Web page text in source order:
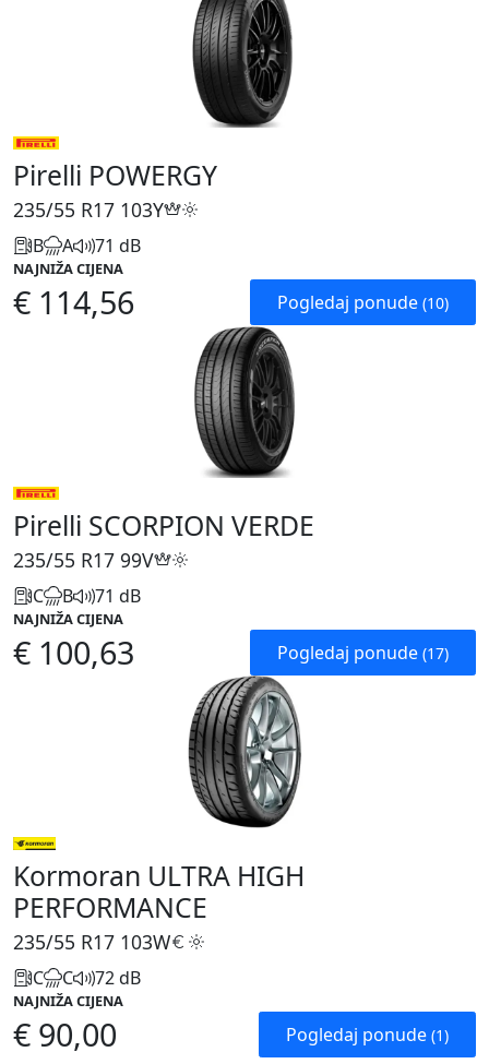
Pirelli POWERGY
235/55 R17 103Y
B A 71 dB
NAJNIŽA CIJENA
€ 114,56 Pogledaj ponude (10)
Pirelli SCORPION VERDE
235/55 R17 99V
C B 71 dB
NAJNIŽA CIJENA
€ 100,63 Pogledaj ponude (17)
Kormoran ULTRA HIGH
PERFORMANCE
235/55 R17 103W
C C 72 dB
NAJNIŽA CIJENA
€ 90,00 Pogledaj ponude (1)